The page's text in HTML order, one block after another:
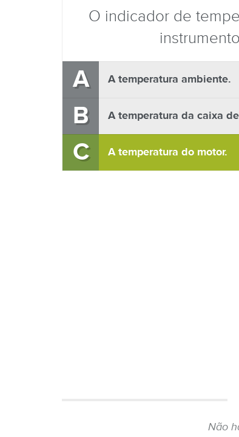
O indicador de
A A temperatura ambiente.
B A temperatura da caixa
C A temperatura do motor.
Não